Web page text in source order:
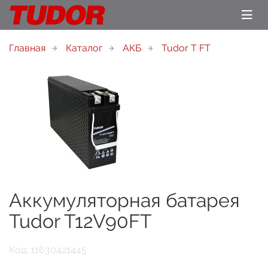
Главная Каталог АКБ Tudor T FT
Аккумуляторная батарея
Tudor T12V90FT
Код: 11630421445